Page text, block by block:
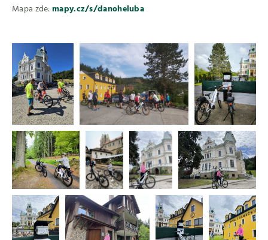
Mapa zde:mapy.cz/s/danoheluba